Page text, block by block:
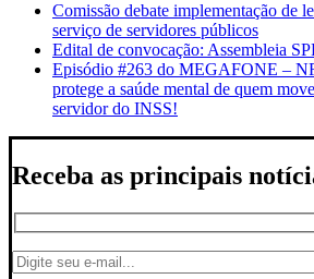
Comissão debate implementação de
serviço de servidores públicos
Edital de convocação: Assembleia
Episódio #263 do MEGAFONE –
protege a saúde mental de quem
servidor do INSS!
Receba as principais